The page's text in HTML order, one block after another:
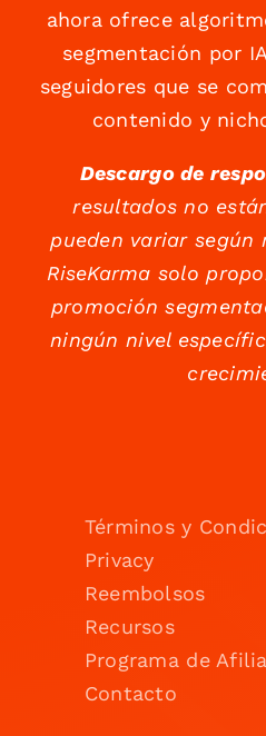
ahora ofrece
segmentación por
seguidores que se
contenido y
Descargo de
resultados no
pueden variar según
RiseKarma solo
promoción
ningún nivel
Términos y
Privacy
Reembolsos
Recursos
Programa de
Contacto